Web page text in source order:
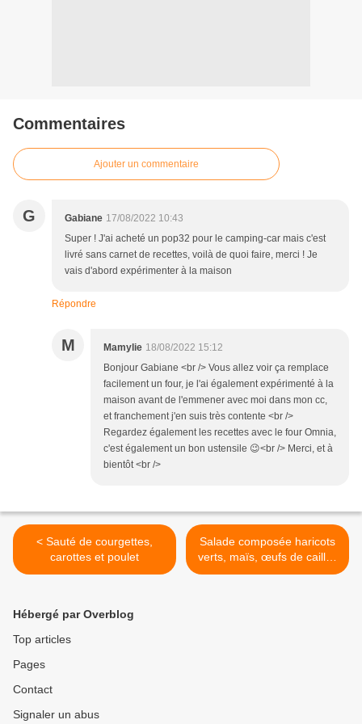
Commentaires
Ajouter un commentaire
G Gabiane 17/08/2022 10:43
Super ! J'ai acheté un pop32 pour le camping-car mais c'est
livré sans carnet de recettes, voilà de quoi faire, merci ! Je
vais d'abord expérimenter à la maison
Répondre
M Mamylie 18/08/2022 15:12
Bonjour Gabiane <br /> Vous allez voir ça remplace
facilement un four, je l'ai également expérimenté à la
maison avant de l'emmener avec moi dans mon cc,
et franchement j'en suis très contente <br />
Regardez également les recettes avec le four Omnia,
c'est également un bon ustensile 😉<br /> Merci, et à
bientôt <br />
< Sauté de courgettes,
carottes et poulet
Salade composée haricots
verts, maïs, œufs de cailles
et avocat >
Hébergé par Overblog
Top articles
Pages
Contact
Signaler un abus